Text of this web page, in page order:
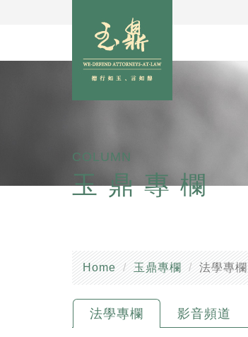
COLUMN
玉鼎專欄
Home 玉鼎專欄 法學專欄
法學專欄 影音頻道